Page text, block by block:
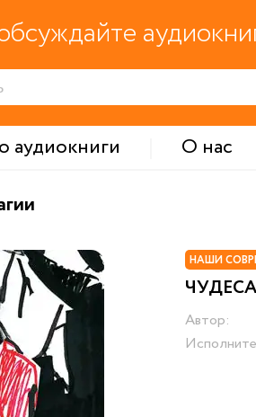
аудиокниги О нас
НАШИ
Автор: